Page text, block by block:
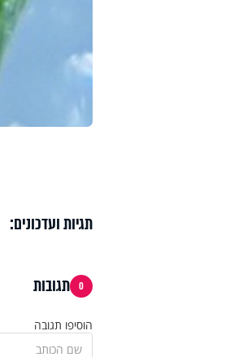
תגיות ועדכונים:
0 תגובות
הוסיפו תגובה